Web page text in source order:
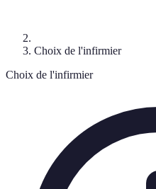
Choix de l'infirmier
Choix de l'infirmier